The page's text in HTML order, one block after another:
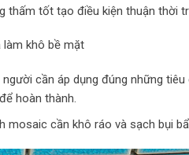
thấm tốt tạo điều kiện thuận thời
làm khô bề mặt
cần áp dụng đúng những
hoàn thành.
mosaic cần khô ráo và sạch bụi